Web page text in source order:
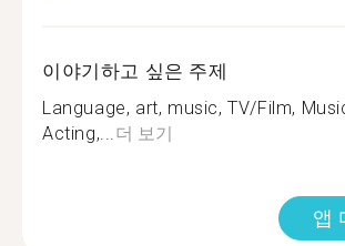
이야기하고 싶은 주제
Language, art, music, TV/Film,
Acting,...더 보기
앱